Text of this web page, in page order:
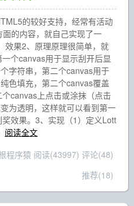
的较好支持，经常有活动
的内容，就自己实现了一
效果2、原理原理很简单，就
个canvas用于显示刮开后显
字符串，第二个canvas用于
色填充，第二个canvas覆盖
canvas上点击或涂抹（点击
为透明，这样就可以看到第一
效果。3、实现（1）定义Lott
阅读全文
程序猿 阅读(43997) 评论(48)
推荐(18)